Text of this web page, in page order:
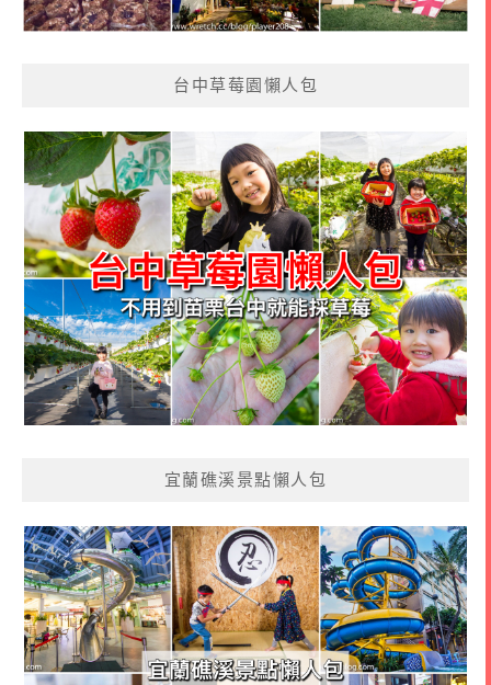
台中草莓園懶人包
宜蘭礁溪景點懶人包